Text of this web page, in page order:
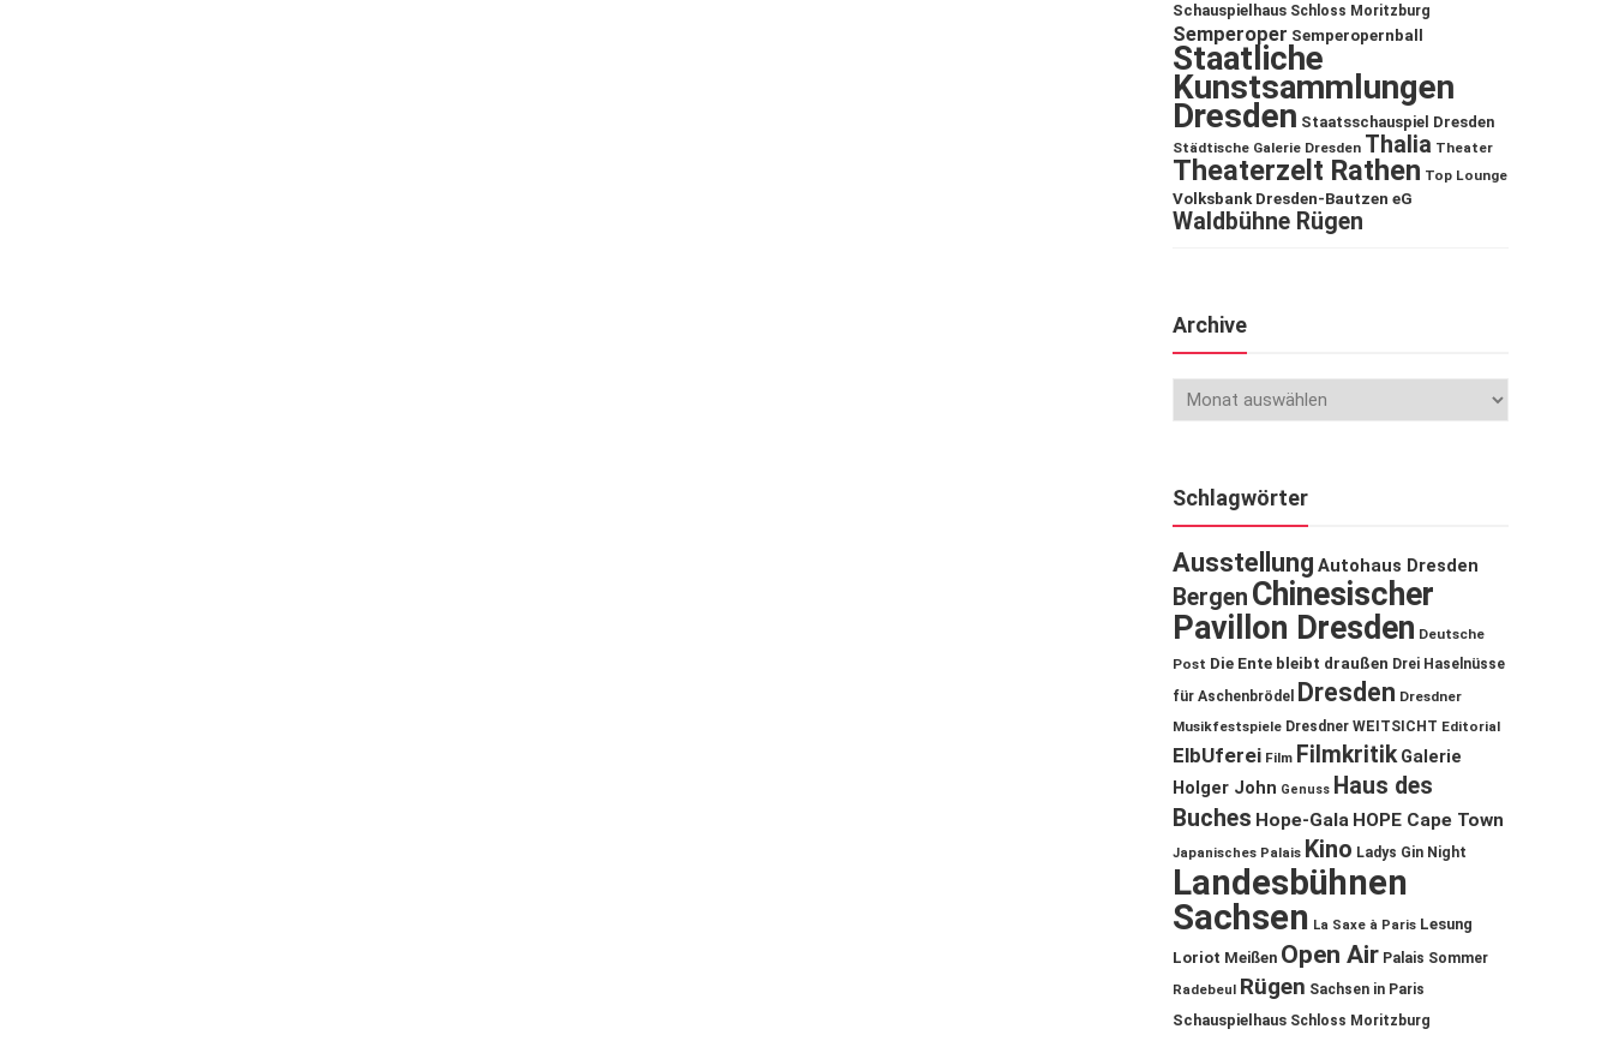
Schauspielhaus Schloss Moritzburg
Semperoper Semperopernball
Staatliche
Kunstsammlungen
Dresden Staatsschauspiel Dresden
Städtische Galerie Dresden Thalia Theater
Theaterzelt Rathen Top Lounge
Volksbank Dresden-Bautzen eG
Waldbühne Rügen
Archive
Schlagwörter
Ausstellung Autohaus Dresden
Bergen Chinesischer
Pavillon Dresden Deutsche
Post Die Ente bleibt draußen Drei Haselnüsse
für Aschenbrödel
Dresden Dresdner
Musikfestspiele Dresdner WEITSICHT Editorial
ElbUferei Film Filmkritik Galerie
Holger John Genuss Haus des
Buches Hope-Gala HOPE Cape Town
Japanisches Palais Kino Ladys Gin Night
Landesbühnen
Sachsen La Saxe à Paris Lesung
Loriot Meißen Open Air Palais Sommer
Radebeul Rügen Sachsen in Paris
Schauspielhaus Schloss Moritzburg